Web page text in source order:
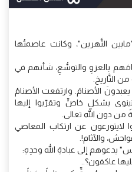
النَّهرين"، وكانت عاصمتُها
بالعزوِ والتوسُّعِ، شأنهم في
التَّاريخ.
الأصنامَ. وارتفعت الأصنامُ
بشكلٍ خاصٍّ وتقرّبوا إليها
من دون الله تعالى.
لايتورعون عن ارتكاب المعاصي
والآثام!.
يدعوهم إلى عبادةِ الله وحدِهِ:
عاكفون؟..